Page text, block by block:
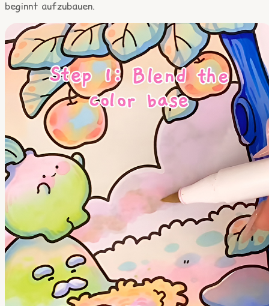
beginnt aufzubauen.